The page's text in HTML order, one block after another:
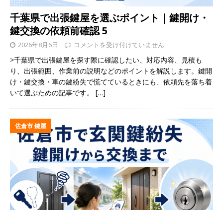
千葉県で出張鍵屋を選ぶポイント｜鍵開け・
鍵交換の依頼前確認 5
2026年8月6日 コメントを受け付けていません
>千葉県で出張鍵屋を探す際に確認したい、対応内容、見積も
り、出張範囲、作業前の説明などのポイントを解説します。鍵開
け・鍵交換・車の鍵紛失で慌てているときにも、依頼先を落ち着
いて選ぶための記事です。 […]
佐倉市 鍵屋